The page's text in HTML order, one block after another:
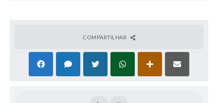
Contato
LGPD - Lei Geral de Proteção de Dados
COMPARTILHAR